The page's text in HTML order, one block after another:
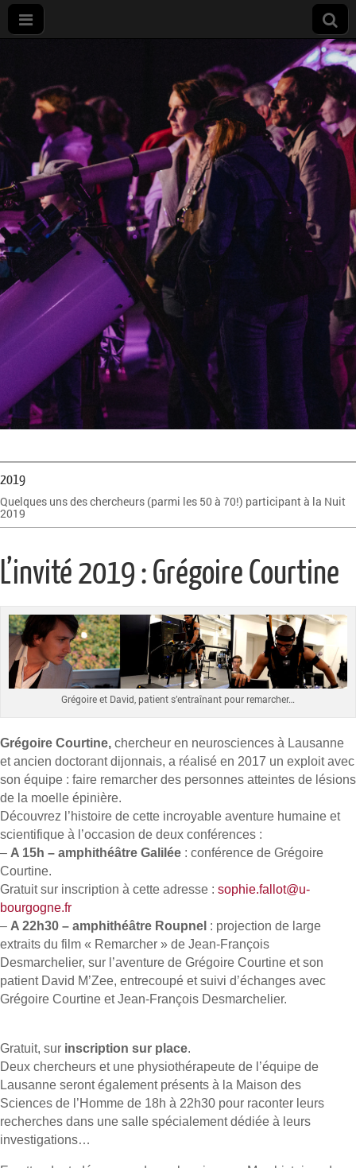
Nuit
européenne
des
chercheurs
à Dijon
2019
Quelques uns des chercheurs (parmi les 50 à 70!) participant à la Nuit
2019
L’invité 2019 : Grégoire Courtine
Grégoire et David, patient s’entraînant pour remarcher…
Grégoire Courtine, chercheur en neurosciences à Lausanne
et ancien doctorant dijonnais, a réalisé en 2017 un exploit avec
son équipe : faire remarcher des personnes atteintes de lésions
de la moelle épinière.
Découvrez l’histoire de cette incroyable aventure humaine et
scientifique à l’occasion de deux conférences :
– A 15h – amphithéâtre Galilée : conférence de Grégoire
Courtine.
Gratuit sur inscription à cette adresse : sophie.fallot@u-
bourgogne.fr
– A 22h30 – amphithéâtre Roupnel : projection de large
extraits du film « Remarcher » de Jean-François
Desmarchelier, sur l’aventure de Grégoire Courtine et son
patient David M’Zee, entrecoupé et suivi d’échanges avec
Grégoire Courtine et Jean-François Desmarchelier.
Gratuit, sur inscription sur place.
Deux chercheurs et une physiothérapeute de l’équipe de
Lausanne seront également présents à la Maison des
Sciences de l’Homme de 18h à 22h30 pour raconter leurs
recherches dans une salle spécialement dédiée à leurs
investigations…